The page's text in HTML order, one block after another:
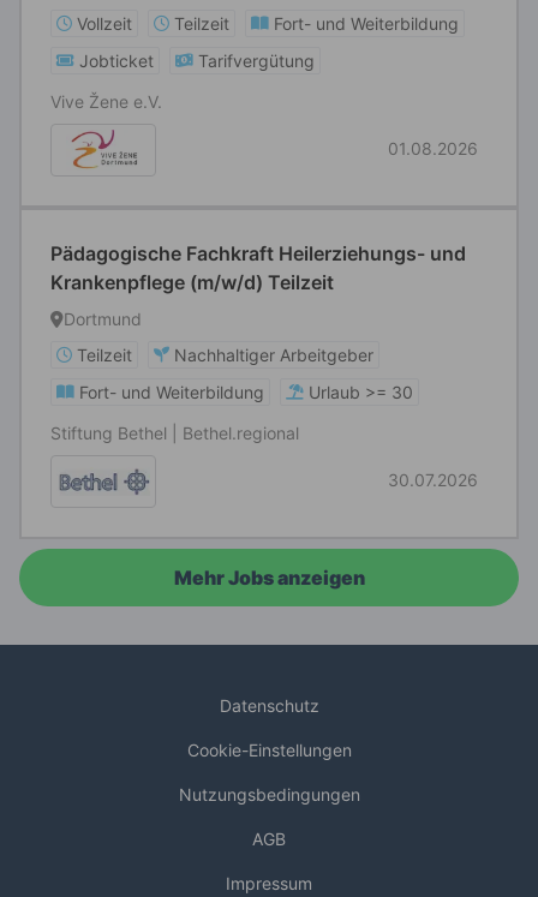
Vollzeit
Teilzeit
Fort- und Weiterbildung
Jobticket
Tarifvergütung
Vive Žene e.V.
01.08.2026
Pädagogische Fachkraft Heilerziehungs- und
Krankenpflege (m/w/d) Teilzeit
Dortmund
Teilzeit
Nachhaltiger Arbeitgeber
Fort- und Weiterbildung
Urlaub >= 30
Stiftung Bethel | Bethel.regional
30.07.2026
Mehr Jobs anzeigen
Datenschutz
Cookie-Einstellungen
Nutzungsbedingungen
AGB
Impressum